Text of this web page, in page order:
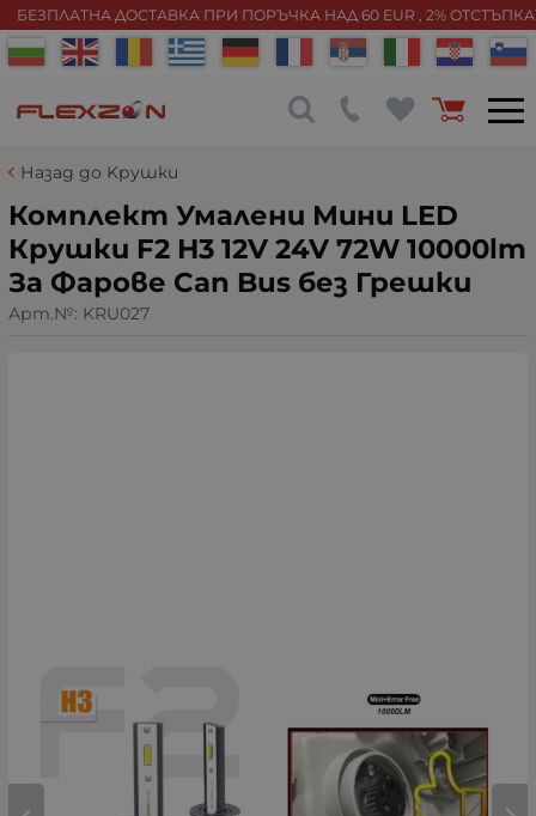
БЕЗПЛАТНА ДОСТАВКА ПРИ ПОРЪЧКА НАД 60 EUR , 2%
Назад до Kрушки
Комплект Умалени Мини LED
Крушки F2 H3 12V 24V 72W 10000lm
За Фарове Can Bus без Грешки
Арт.№: KRU027